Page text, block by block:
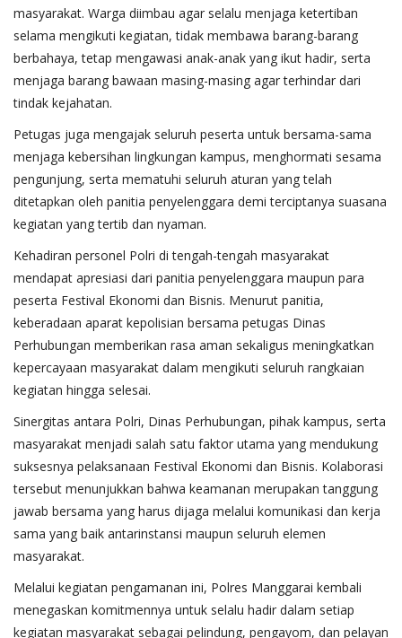
masyarakat. Warga diimbau agar selalu menjaga ketertiban
selama mengikuti kegiatan, tidak membawa barang-barang
berbahaya, tetap mengawasi anak-anak yang ikut hadir, serta
menjaga barang bawaan masing-masing agar terhindar dari
tindak kejahatan.
Petugas juga mengajak seluruh peserta untuk bersama-sama
menjaga kebersihan lingkungan kampus, menghormati sesama
pengunjung, serta mematuhi seluruh aturan yang telah
ditetapkan oleh panitia penyelenggara demi terciptanya suasana
kegiatan yang tertib dan nyaman.
Kehadiran personel Polri di tengah-tengah masyarakat
mendapat apresiasi dari panitia penyelenggara maupun para
peserta Festival Ekonomi dan Bisnis. Menurut panitia,
keberadaan aparat kepolisian bersama petugas Dinas
Perhubungan memberikan rasa aman sekaligus meningkatkan
kepercayaan masyarakat dalam mengikuti seluruh rangkaian
kegiatan hingga selesai.
Sinergitas antara Polri, Dinas Perhubungan, pihak kampus, serta
masyarakat menjadi salah satu faktor utama yang mendukung
suksesnya pelaksanaan Festival Ekonomi dan Bisnis. Kolaborasi
tersebut menunjukkan bahwa keamanan merupakan tanggung
jawab bersama yang harus dijaga melalui komunikasi dan kerja
sama yang baik antarinstansi maupun seluruh elemen
masyarakat.
Melalui kegiatan pengamanan ini, Polres Manggarai kembali
menegaskan komitmennya untuk selalu hadir dalam setiap
kegiatan masyarakat sebagai pelindung, pengayom, dan pelayan